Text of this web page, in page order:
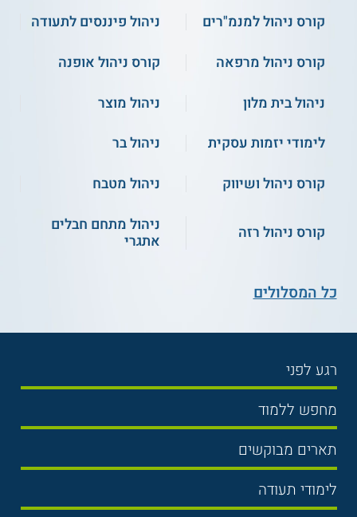
קורס ניהול למנמ"רים
ניהול פיננסים לתעודה
קורס ניהול מרפאה
קורס ניהול אופנה
ניהול בית מלון
ניהול מוצר
לימודי יזמות עסקית
ניהול בר
קורס ניהול ושיווק
ניהול מטבח
קורס ניהול רזה
ניהול מתחם חבלים
אתגרי
כל המסלולים
רגע לפני
בחירת לימודים
תנאי קבלה
שכר לימוד
אוניברסיטה
מחפש ללמוד
תואר ראשון
תואר שני
הכנה לבגרות
תארים מבוקשים
משפטים
מנהל עסקים
לימודי תעודה